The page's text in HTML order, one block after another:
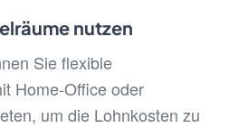
nutzen
Sie flexible
Home-Office oder
um die Lohnkosten zu